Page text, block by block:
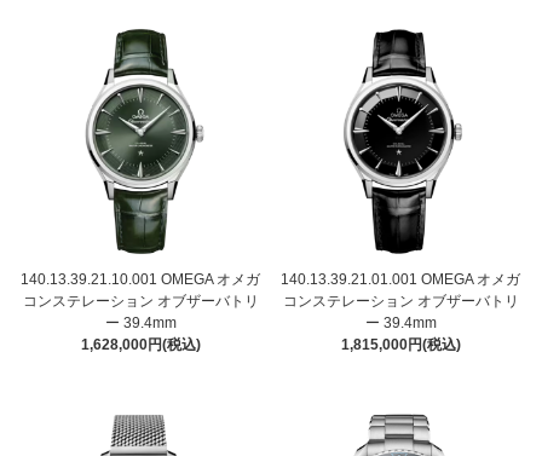
140.13.39.21.10.001 OMEGA オメガ
コンステレーション オブザーバトリ
ー 39.4mm
1,628,000円(税込)
140.13.39.21.01.001 OMEGA オメガ
コンステレーション オブザーバトリ
ー 39.4mm
1,815,000円(税込)